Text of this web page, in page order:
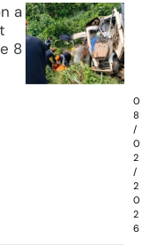
a
8
0
8
/
0
2
/
2
0
2
6